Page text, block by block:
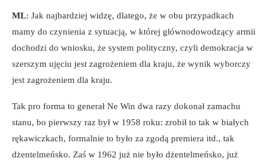
ML: Jak najbardziej widzę, dlatego, że w obu przypadkach
mamy do czynienia z sytuacją, w której głównodowodzący armii
dochodzi do wniosku, że system polityczny, czyli demokracja w
szerszym ujęciu jest zagrożeniem dla kraju, że wynik wyborczy
jest zagrożeniem dla kraju.
Tak pro forma to generał Ne Win dwa razy dokonał zamachu
stanu, bo pierwszy raz był w 1958 roku: zrobił to tak w białych
rękawiczkach, formalnie to było za zgodą premiera itd., tak
dżentelmeńsko. Zaś w 1962 już nie było dżentelmeńsko, już